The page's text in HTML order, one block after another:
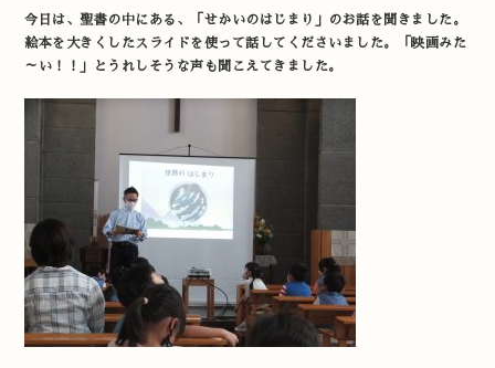
今日は、聖書の中にある、「せかいのはじまり」のお話を聞きました。
絵本を大きくしたスライドを使って話してくださいました。「映画みた
～い！！」とうれしそうな声も聞こえてきました。